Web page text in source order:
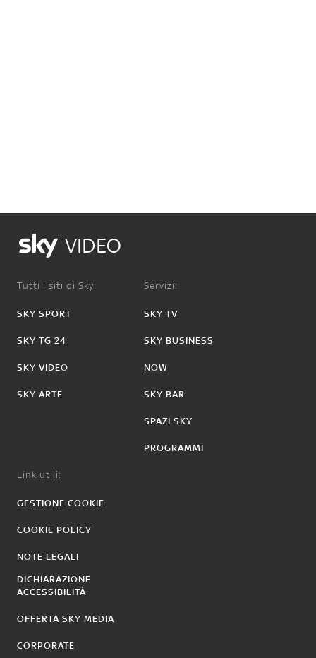
VIDEO
Tutti i siti di Sky:
SKY SPORT
SKY TG 24
SKY VIDEO
SKY ARTE
Servizi:
SKY TV
SKY BUSINESS
NOW
SKY BAR
SPAZI SKY
PROGRAMMI
Link utili:
GESTIONE COOKIE
COOKIE POLICY
NOTE LEGALI
DICHIARAZIONE
ACCESSIBILITÀ
OFFERTA SKY MEDIA
CORPORATE